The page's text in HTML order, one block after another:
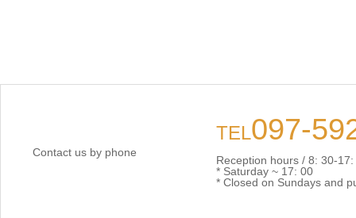
Contact us by phone
TEL097-
Reception hours / 8: 30-17:
* Saturday ~ 17: 00
* Closed on Sundays and